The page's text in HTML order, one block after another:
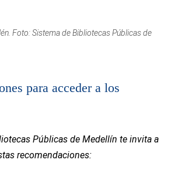
Foto: Sistema de Bibliotecas Públicas de
para acceder a los
Públicas de Medellín te invita a
recomendaciones: